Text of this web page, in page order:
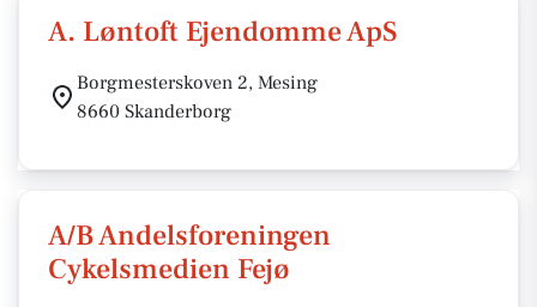
A. Løntoft Ejendomme ApS
Borgmesterskoven 2, Mesing
8660 Skanderborg
A/B Andelsforeningen
Cykelsmedien Fejø